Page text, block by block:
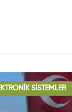
SISTEMLER